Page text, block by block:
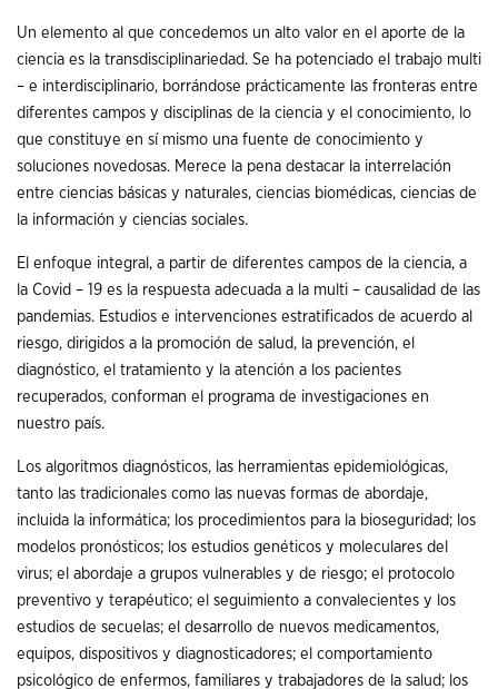
Un elemento al que concedemos un alto valor en el aporte de la
ciencia es la transdisciplinariedad. Se ha potenciado el trabajo multi
– e interdisciplinario, borrándose prácticamente las fronteras entre
diferentes campos y disciplinas de la ciencia y el conocimiento, lo
que constituye en sí mismo una fuente de conocimiento y
soluciones novedosas. Merece la pena destacar la interrelación
entre ciencias básicas y naturales, ciencias biomédicas, ciencias de
la información y ciencias sociales.
El enfoque integral, a partir de diferentes campos de la ciencia, a
la Covid – 19 es la respuesta adecuada a la multi – causalidad de las
pandemias. Estudios e intervenciones estratificados de acuerdo al
riesgo, dirigidos a la promoción de salud, la prevención, el
diagnóstico, el tratamiento y la atención a los pacientes
recuperados, conforman el programa de investigaciones en
nuestro país.
Los algoritmos diagnósticos, las herramientas epidemiológicas,
tanto las tradicionales como las nuevas formas de abordaje,
incluida la informática; los procedimientos para la bioseguridad; los
modelos pronósticos; los estudios genéticos y moleculares del
virus; el abordaje a grupos vulnerables y de riesgo; el protocolo
preventivo y terapéutico; el seguimiento a convalecientes y los
estudios de secuelas; el desarrollo de nuevos medicamentos,
equipos, dispositivos y diagnosticadores; el comportamiento
psicológico de enfermos, familiares y trabajadores de la salud; los